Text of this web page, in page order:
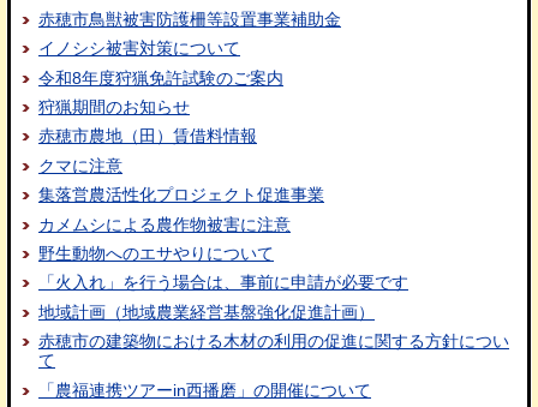
赤穂市鳥獣被害防護柵等設置事業補助金
イノシシ被害対策について
令和8年度狩猟免許試験のご案内
狩猟期間のお知らせ
赤穂市農地（田）賃借料情報
クマに注意
集落営農活性化プロジェクト促進事業
カメムシによる農作物被害に注意
野生動物へのエサやりについて
「火入れ」を行う場合は、事前に申請が必要です
地域計画（地域農業経営基盤強化促進計画）
赤穂市の建築物における木材の利用の促進に関する方針につい
て
「農福連携ツアーin西播磨」の開催について